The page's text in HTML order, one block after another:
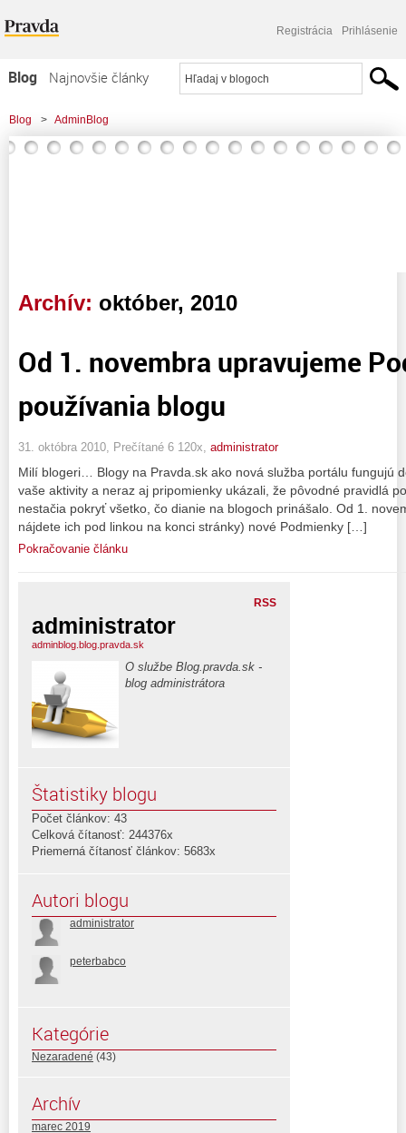
Registrácia Prihlásenie
Blog
Najnovšie články
Najčítanejšie články
Najkomentovanejšie články
Blog > AdminBlog
> Od 1. novembra upravujeme Podmienky používania blogu
Archív: október, 2010
Od 1. novembra upravujeme
používania blogu
31. októbra 2010, Prečítané 6 120x, administrator
Milí blogeri… Blogy na Pravda.sk ako nová služba portálu fungujú
vaše aktivity a neraz aj pripomienky ukázali, že pôvodné pravidlá
nestačia pokryť všetko, čo dianie na blogoch prinášalo. Od 1.
nájdete ich pod linkou na konci stránky) nové Podmienky […]
Pokračovanie článku
RSS
administrator
adminblog.blog.pravda.sk
O službe Blog.pravda.sk -
blog administrátora
Štatistiky blogu
Počet článkov: 43
Celková čítanosť: 244376x
Priemerná čítanosť článkov: 5683x
Autori blogu
administrator
peterbabco
Kategórie
Nezaradené (43)
Archív
marec 2019